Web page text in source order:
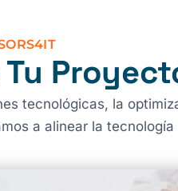
tecnológicas, la
a alinear la